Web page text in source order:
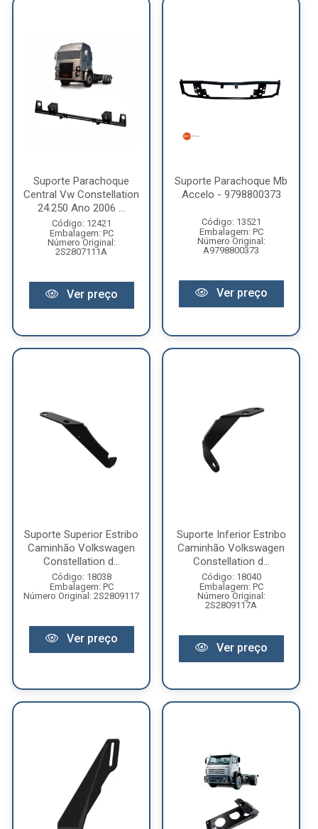
Suporte Parachoque
Central Vw Constellation
24.250 Ano 2006 ...
Código: 12421
Embalagem: PC
Número Original:
2S2807111A
Ver preço
Suporte Parachoque Mb
Accelo - 9798800373
Código: 13521
Embalagem: PC
Número Original:
A9798800373
Ver preço
Suporte Superior Estribo
Caminhão Volkswagen
Constellation d...
Código: 18038
Embalagem: PC
Número Original: 2S2809117
Ver preço
Suporte Inferior Estribo
Caminhão Volkswagen
Constellation d...
Código: 18040
Embalagem: PC
Número Original:
2S2809117A
Ver preço